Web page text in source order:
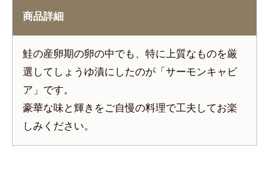
商品詳細
鮭の産卵期の卵の中でも、特に上質なものを厳
選してしょうゆ漬にしたのが「サーモンキャビ
ア」です。
豪華な味と輝きをご自慢の料理で工夫してお楽
しみください。